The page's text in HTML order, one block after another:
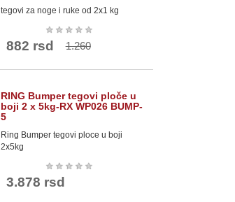
tegovi za noge i ruke od 2x1 kg
★ ★ ★ ★ ★
882 rsd 1.260
RING Bumper tegovi ploče u
boji 2 x 5kg-RX WP026 BUMP-
5
Ring Bumper tegovi ploce u boji
2x5kg
★ ★ ★ ★ ★
3.878 rsd